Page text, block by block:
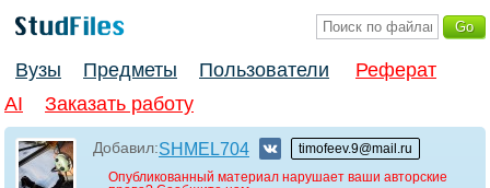
Вузы Предметы Пользователи
Реферат
AI
Заказать работу
Добавил:SHMEL704
timofeev.9@mail.ru
Опубликованный материал нарушает ваши авторские